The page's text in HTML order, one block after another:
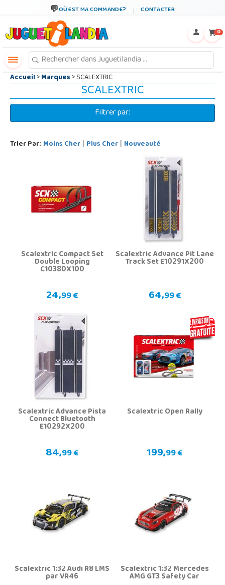
OÙ EST MA COMMANDE? CONTACTER
0
Accueil>Marques> SCALEXTRIC
SCALEXTRIC
Filtrer par:
Trier Par: Moins Cher | Plus Cher | Nouveauté
Scalextric Compact Set
Double Looping
C10380X100
24,99 €
Scalextric Advance Pit Lane
Track Set E10291X200
64,99 €
Scalextric Advance Pista
Connect Bluetooth
E10292X200
84,99 €
Scalextric Open Rally
199,99 €
Scalextric 1:32 Audi R8 LMS
par VR46 Scalextric 1:32 Mercedes
AMG GT3 Safety Car